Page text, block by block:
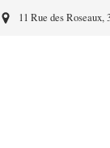
11 Rue des Roseaux,